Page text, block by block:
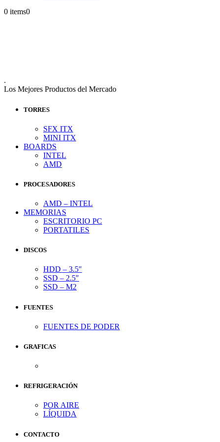
0 items0
.
Los Mejores Productos del Mercado
TORRES
SFX ITX
MINI ITX
BOARDS
INTEL
AMD
PROCESADORES
AMD – INTEL
MEMORIAS
ESCRITORIO PC
PORTATILES
DISCOS
HDD – 3.5″
SSD – 2.5″
SSD – M2
FUENTES
FUENTES DE PODER
GRAFICAS
REFRIGERACIÓN
POR AIRE
LÍQUIDA
CONTACTO